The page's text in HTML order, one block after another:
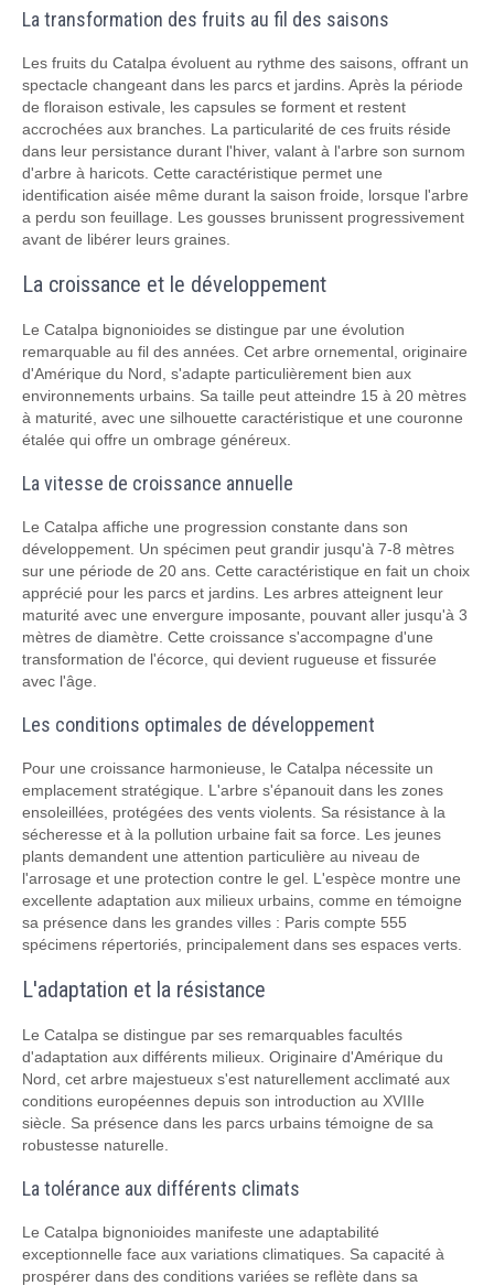
La transformation des fruits au fil des saisons
Les fruits du Catalpa évoluent au rythme des saisons, offrant un
spectacle changeant dans les parcs et jardins. Après la période
de floraison estivale, les capsules se forment et restent
accrochées aux branches. La particularité de ces fruits réside
dans leur persistance durant l'hiver, valant à l'arbre son surnom
d'arbre à haricots. Cette caractéristique permet une
identification aisée même durant la saison froide, lorsque l'arbre
a perdu son feuillage. Les gousses brunissent progressivement
avant de libérer leurs graines.
La croissance et le développement
Le Catalpa bignonioides se distingue par une évolution
remarquable au fil des années. Cet arbre ornemental, originaire
d'Amérique du Nord, s'adapte particulièrement bien aux
environnements urbains. Sa taille peut atteindre 15 à 20 mètres
à maturité, avec une silhouette caractéristique et une couronne
étalée qui offre un ombrage généreux.
La vitesse de croissance annuelle
Le Catalpa affiche une progression constante dans son
développement. Un spécimen peut grandir jusqu'à 7-8 mètres
sur une période de 20 ans. Cette caractéristique en fait un choix
apprécié pour les parcs et jardins. Les arbres atteignent leur
maturité avec une envergure imposante, pouvant aller jusqu'à 3
mètres de diamètre. Cette croissance s'accompagne d'une
transformation de l'écorce, qui devient rugueuse et fissurée
avec l'âge.
Les conditions optimales de développement
Pour une croissance harmonieuse, le Catalpa nécessite un
emplacement stratégique. L'arbre s'épanouit dans les zones
ensoleillées, protégées des vents violents. Sa résistance à la
sécheresse et à la pollution urbaine fait sa force. Les jeunes
plants demandent une attention particulière au niveau de
l'arrosage et une protection contre le gel. L'espèce montre une
excellente adaptation aux milieux urbains, comme en témoigne
sa présence dans les grandes villes : Paris compte 555
spécimens répertoriés, principalement dans ses espaces verts.
L'adaptation et la résistance
Le Catalpa se distingue par ses remarquables facultés
d'adaptation aux différents milieux. Originaire d'Amérique du
Nord, cet arbre majestueux s'est naturellement acclimaté aux
conditions européennes depuis son introduction au XVIIIe
siècle. Sa présence dans les parcs urbains témoigne de sa
robustesse naturelle.
La tolérance aux différents climats
Le Catalpa bignonioides manifeste une adaptabilité
exceptionnelle face aux variations climatiques. Sa capacité à
prospérer dans des conditions variées se reflète dans sa